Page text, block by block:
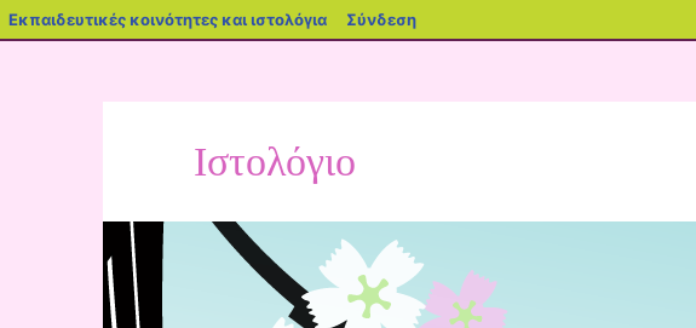
Ιστολόγιο
Εκπαιδευτικές κοινότητες και ιστολόγια Σύνδεση